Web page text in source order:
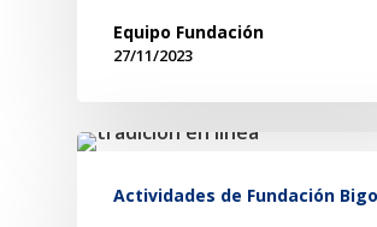
Equipo Fundación
27/11/2023
Actividades de Fundación